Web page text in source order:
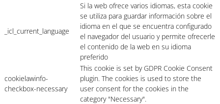
_icl_current_language
Si la web ofrece varios idiomas, esta cookie
se utiliza para guardar información sobre el
idioma en el que se encuentra configurado
el navegador del usuario y permite ofrecerle
el contenido de la web en su idioma
preferido
cookielawinfo-
checkbox-necessary
This cookie is set by GDPR Cookie Consent
plugin. The cookies is used to store the
user consent for the cookies in the
category "Necessary".